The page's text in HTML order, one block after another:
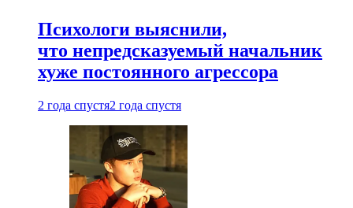
Психологи выяснили,
что непредсказуемый начальник
хуже постоянного агрессора
2 года спустя2 года спустя